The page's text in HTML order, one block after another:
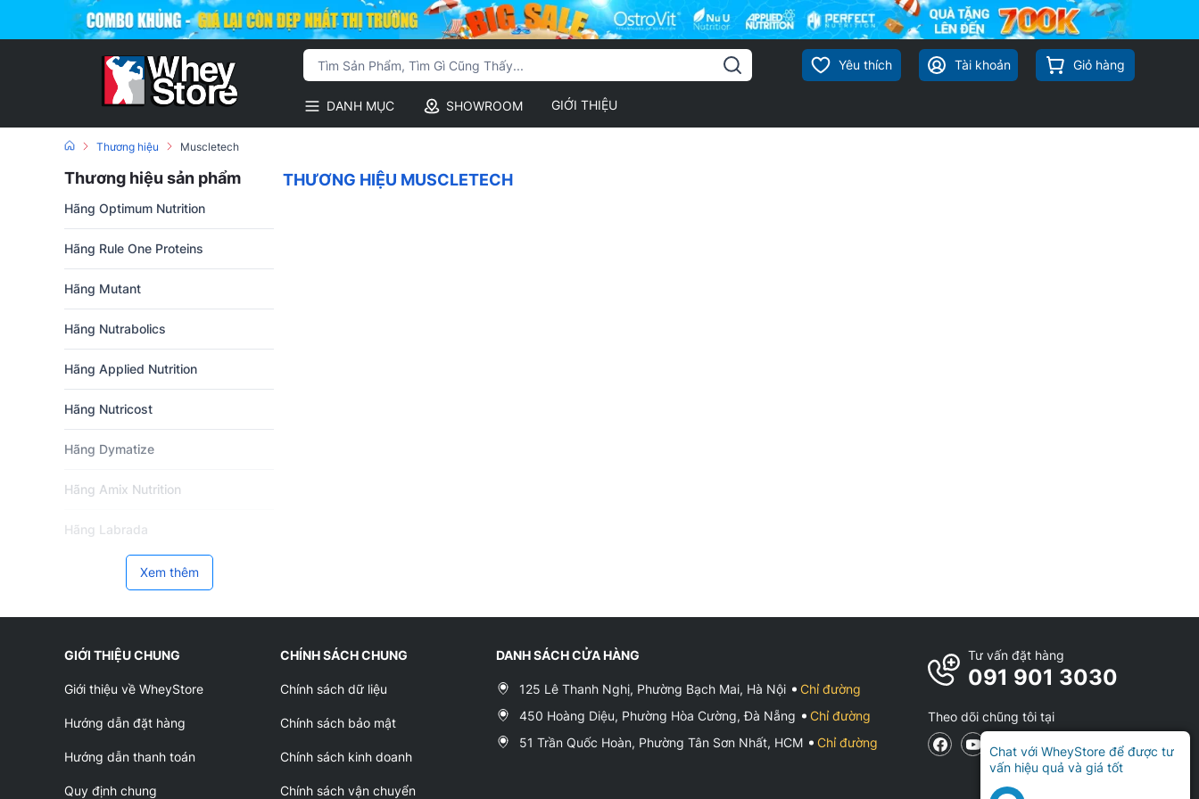
Yêu thích Tài khoản Giỏ hàng
DANH MỤC SHOWROOM GIỚI THIỆU
Thương hiệu Muscletech
Thương hiệu sản phẩm
Hãng Optimum Nutrition
Hãng Rule One Proteins
Hãng Mutant
Hãng Nutrabolics
Hãng Applied Nutrition
Hãng Nutricost
Hãng Dymatize
Hãng Amix Nutrition
Hãng Labrada
Hãng Now Foods
Hãng VitaXtrong
Hãng BiotechUSA
Hãng PVL
Xem thêm
THƯƠNG HIỆU MUSCLETECH
GIỚI THIỆU CHUNG
Giới thiệu về WheyStore
Hướng dẫn đặt hàng
Hướng dẫn thanh toán
Quy định chung
CHÍNH SÁCH CHUNG
Chính sách dữ liệu
Chính sách bảo mật
Chính sách kinh doanh
Chính sách vận chuyển
DANH SÁCH CỬA HÀNG
125 Lê Thanh Nghị, Phường Bạch Mai, Hà Nội
Chỉ đường
450 Hoàng Diệu, Phường Hòa Cường, Đà Nẵng
Chỉ đường
51 Trần Quốc Hoàn, Phường Tân Sơn Nhất, HCM
Chỉ đường
Tư vấn đặt hàng
091 901 3030
Theo dõi chũng tôi tại
Chat với WheyStore để được tư
vấn hiệu quả và giá tốt